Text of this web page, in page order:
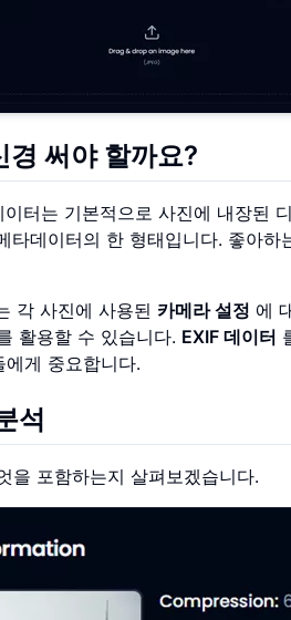
경 써야 할까요?
터는 기본적으로 사진에 내장된
타데이터의 한 형태입니다. 좋아
각 사진에 사용된 카메라 설정 에
활용할 수 있습니다. EXIF 데이터
게 중요합니다.
석
을 포함하는지 살펴보겠습니다.